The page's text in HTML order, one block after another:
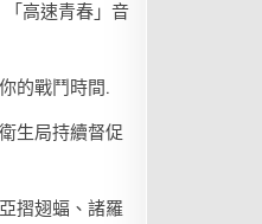
高速青春」音
的戰鬥時間.
生局持續督促
摺翅蝠、諸羅